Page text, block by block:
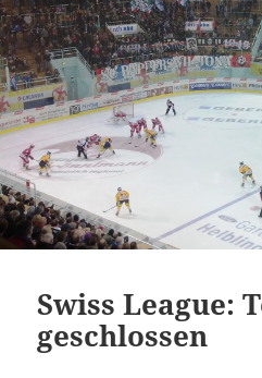
Swiss League:
geschlossen